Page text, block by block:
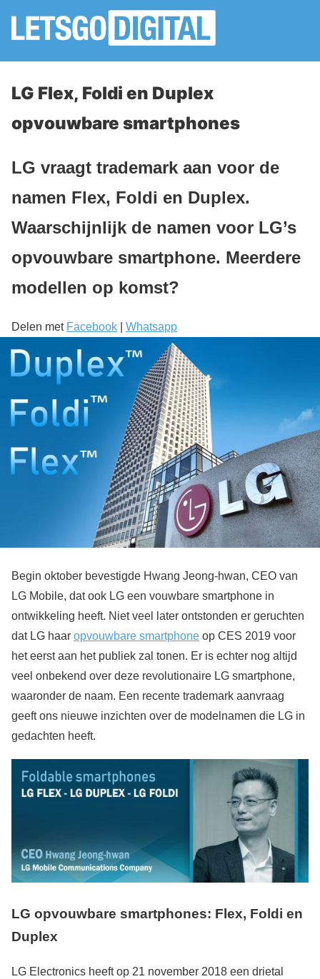
LG Flex, Foldi en Duplex
opvouwbare smartphones
LG vraagt trademark aan voor de
namen Flex, Foldi en Duplex.
Waarschijnlijk de namen voor LG’s
opvouwbare smartphone. Meerdere
modellen op komst?
Delen met Facebook Whatsapp
Begin oktober bevestigde Hwang Jeong-hwan, CEO van
LG Mobile, dat ook LG een vouwbare smartphone in
ontwikkeling heeft. Niet veel later ontstonden er geruchten
dat LG haar opvouwbare smartphone op CES 2019 voor
het eerst aan het publiek zal tonen. Er is echter nog altijd
veel onbekend over deze revolutionaire LG smartphone,
waaronder de naam. Een recente trademark aanvraag
geeft ons nieuwe inzichten over de modelnamen die LG in
gedachten heeft.
LG opvouwbare smartphones: Flex, Foldi en
Duplex
LG Electronics heeft op 21 november 2018 een drietal